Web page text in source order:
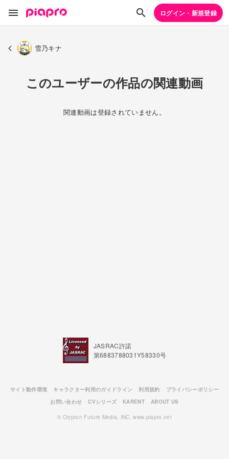
ログイン・新規登録
雪乃キナ
このユーザーの作品の関連動画
関連動画は登録されていません。
JASRAC許諾
第6883788031Y58330号
サイト動作環境 キャラクター利用のガイドライン 利用規約
プライバシーポリシー
お問い合わせ
CVシリーズ KARENT ABOUT US
© Crypton Future Media, INC. www.piapro.net